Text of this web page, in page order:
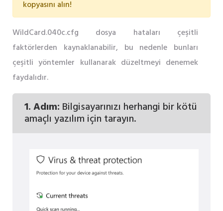
kopyasını alın!
WildCard.040c.cfg dosya hataları çeşitli
faktörlerden kaynaklanabilir, bu nedenle bunları
çeşitli yöntemler kullanarak düzeltmeyi denemek
faydalıdır.
1. Adım: Bilgisayarınızı herhangi bir kötü
amaçlı yazılım için tarayın.